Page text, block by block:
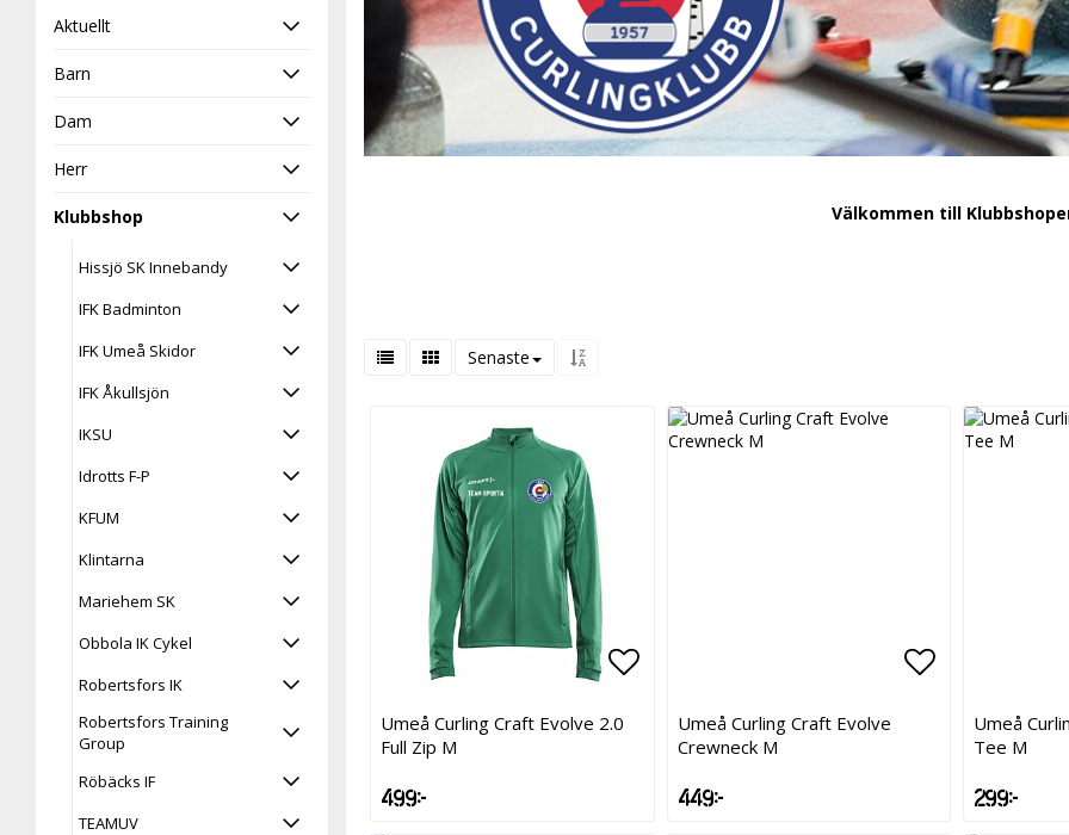
Aktuellt
Barn
Dam
Herr
Klubbshop
Hissjö SK Innebandy
IFK Badminton
IFK Umeå Skidor
IFK Åkullsjön
IKSU
Idrotts F-P
KFUM
Klintarna
Mariehem SK
Obbola IK Cykel
Robertsfors IK
Robertsfors Training
Group
Röbäcks IF
TEAMUV
Välkommen till
Senaste
Lägg till i favoritlistan
Lägg till i favoritlistan
Umeå Curling Craft Evolve 2.0
Full Zip M
499 kr
Lägg till i
Lägg till i
Umeå Curling Craft Evolve
Crewneck M
449 kr
Umeå
Tee M
299 kr